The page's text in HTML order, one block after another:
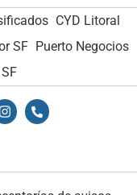
CYD Litoral
SF Puerto Negocios